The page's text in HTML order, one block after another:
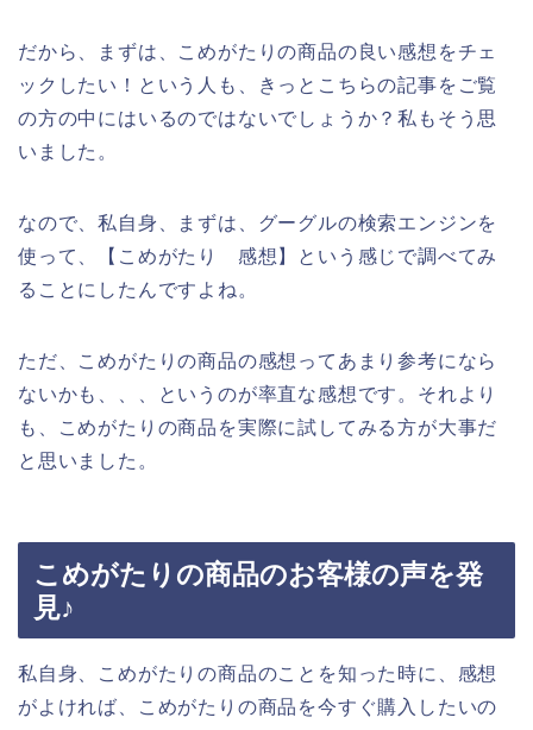
だから、まずは、こめがたりの商品の良い感想をチェ
ックしたい！という人も、きっとこちらの記事をご覧
の方の中にはいるのではないでしょうか？私もそう思
いました。
なので、私自身、まずは、グーグルの検索エンジンを
使って、【こめがたり 感想】という感じで調べてみ
ることにしたんですよね。
ただ、こめがたりの商品の感想ってあまり参考になら
ないかも、、、というのが率直な感想です。それより
も、こめがたりの商品を実際に試してみる方が大事だ
と思いました。
こめがたりの商品のお客様の声を発
見♪
私自身、こめがたりの商品のことを知った時に、感想
がよければ、こめがたりの商品を今すぐ購入したいの